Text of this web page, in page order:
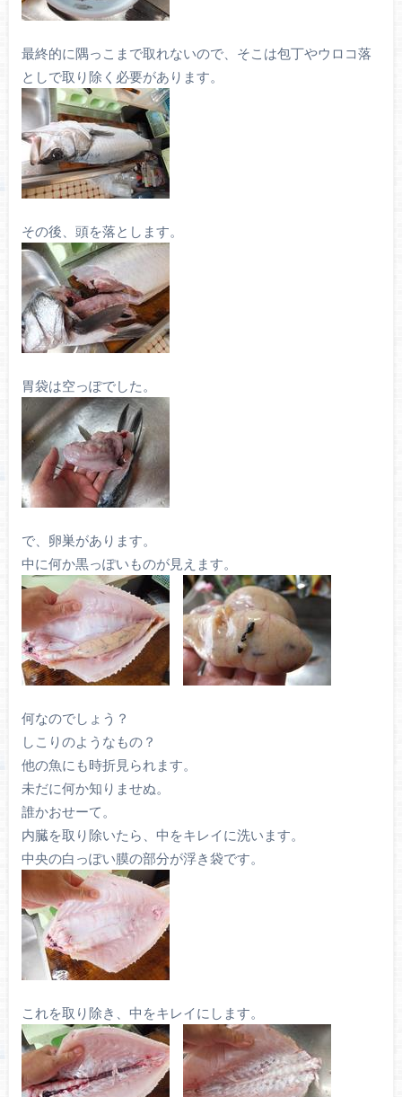
最終的に隅っこまで取れないので、そこは包丁やウロコ落
としで取り除く必要があります。
その後、頭を落とします。
胃袋は空っぽでした。
で、卵巣があります。
中に何か黒っぽいものが見えます。
何なのでしょう？
しこりのようなもの？
他の魚にも時折見られます。
未だに何か知りませぬ。
誰かおせーて。
内臓を取り除いたら、中をキレイに洗います。
中央の白っぽい膜の部分が浮き袋です。
これを取り除き、中をキレイにします。